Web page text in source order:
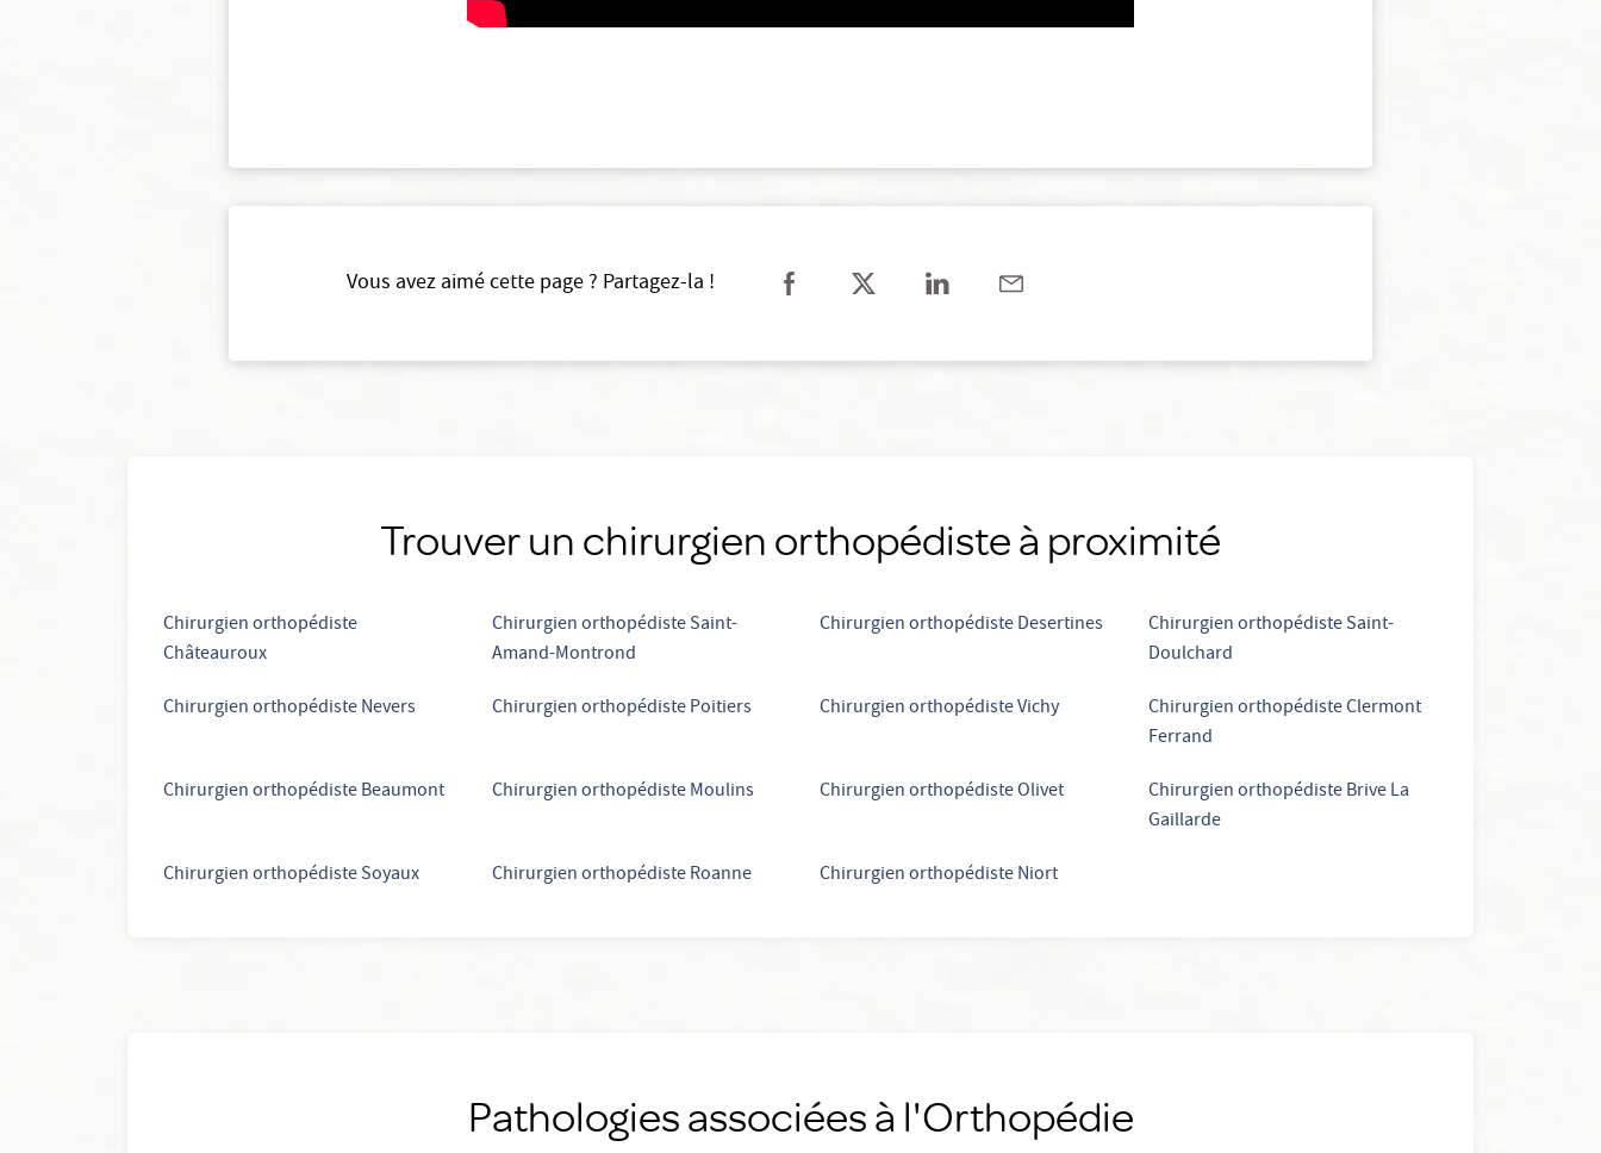
Vous avez aimé cette page ? Partagez-la !
Trouver un chirurgien orthopédiste à proximité
Chirurgien orthopédiste
Châteauroux
Chirurgien orthopédiste Saint-
Amand-Montrond
Chirurgien orthopédiste Desertines
Chirurgien orthopédiste Saint-
Doulchard
Chirurgien orthopédiste Nevers
Chirurgien orthopédiste Poitiers Chirurgien orthopédiste Vichy
Chirurgien orthopédiste Clermont
Ferrand
Chirurgien orthopédiste Beaumont
Chirurgien orthopédiste Moulins Chirurgien orthopédiste Olivet
Chirurgien orthopédiste Brive La
Gaillarde
Chirurgien orthopédiste Soyaux
Chirurgien orthopédiste Roanne Chirurgien orthopédiste Niort
Pathologies associées à l'Orthopédie